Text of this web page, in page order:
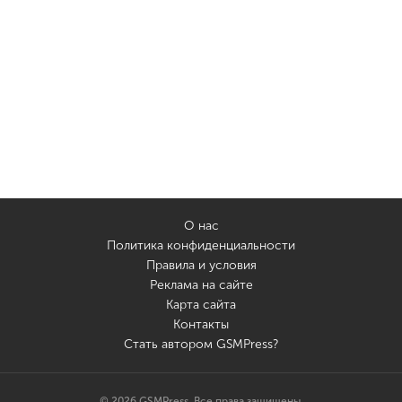
О нас
Политика конфиденциальности
Правила и условия
Реклама на сайте
Карта сайта
Контакты
Стать автором GSMPress?